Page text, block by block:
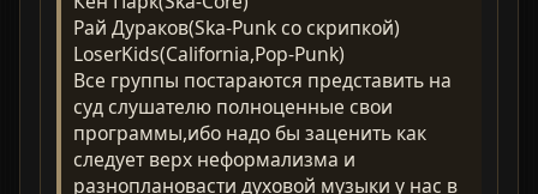
Рай Дураков(Ska-Punk со скрипкой)
LoserKids(California,Pop-Punk)
Все группы постараются представить на
суд слушателю полноценные свои
программы,ибо надо бы заценить как
следует верх неформализма и
разноплановасти духовой музыки у нас в